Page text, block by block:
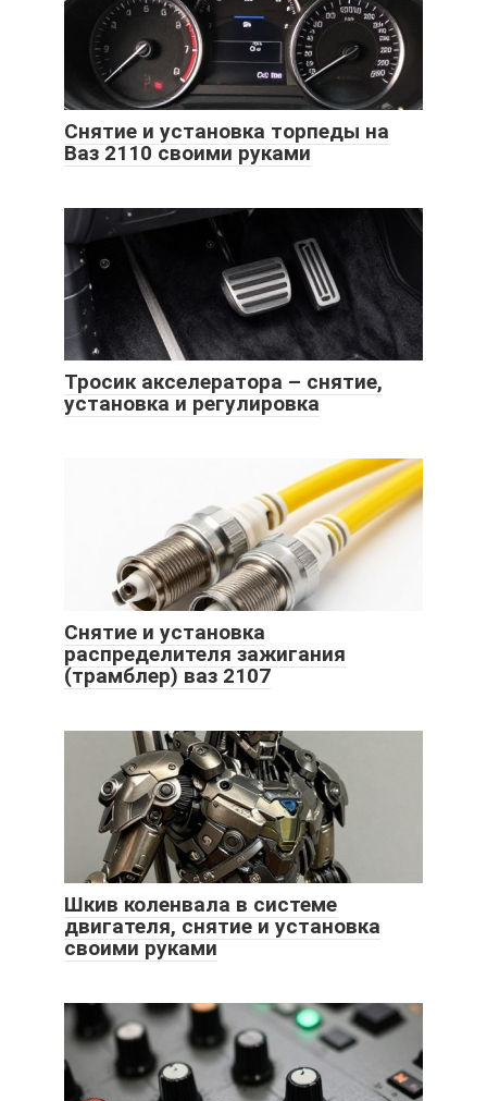
Снятие и установка торпеды на
Ваз 2110 своими руками
Тросик акселератора – снятие,
установка и регулировка
Снятие и установка
распределителя зажигания
(трамблер) ваз 2107
Шкив коленвала в системе
двигателя, снятие и установка
своими руками